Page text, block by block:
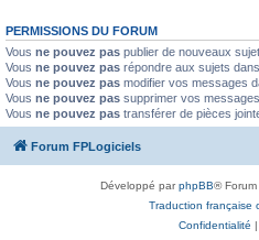
PERMISSIONS DU FORUM
Vous ne pouvez pas publier de nouveaux
Vous ne pouvez pas répondre aux sujets
Vous ne pouvez pas modifier vos messages
Vous ne pouvez pas supprimer vos
Vous ne pouvez pas transférer de pièces
Forum FPLogiciels
Développé parphpBB®
Traduction française
Confidentialité |